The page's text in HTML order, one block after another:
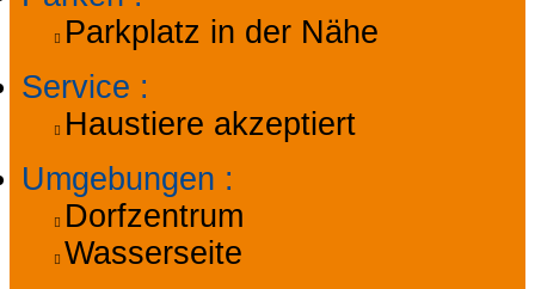
Parkplatz in der Nähe
Service :
Haustiere akzeptiert
Umgebungen :
Dorfzentrum
Wasserseite